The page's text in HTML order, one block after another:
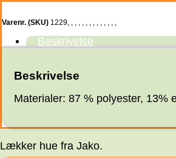
Varenr. (SKU) 1229, , , , , , , , , , , , , ,
Beskrivelse
Beskrivelse
Materialer: 87 % polyester, 13%
Lækker hue fra Jako.